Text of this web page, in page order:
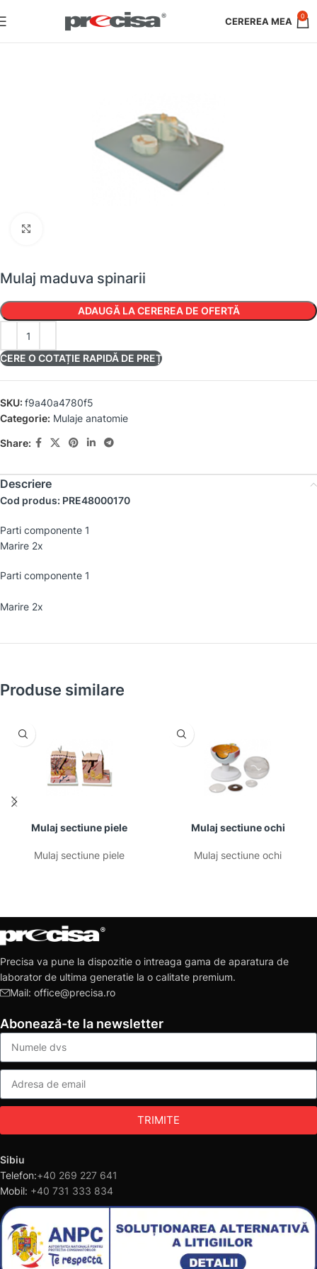
0
Mulaj maduva spinarii
ADAUGĂ LA CEREREA DE OFERTĂ
CERE O COTAȚIE RAPIDĂ DE PREȚ
SKU: f9a40a4780f5
Categorie: Mulaje anatomie
Share:
Descriere
Cod produs: PRE48000170
Parti componente 1
Marire 2x
Parti componente 1
Marire 2x
Produse similare
Mulaj sectiune piele
Mulaj sectiune piele
Mulaj sectiune ochi
Mulaj sectiune ochi
Precisa va pune la dispozitie o intreaga gama de aparatura de
laborator de ultima generatie la o calitate premium.
Mail: office@precisa.ro
Abonează-te la newsletter
TRIMITE
Sibiu
Telefon:+40 269 227 641
Mobil: +40 731 333 834